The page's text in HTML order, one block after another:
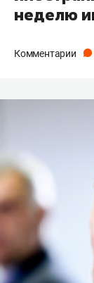
неделю
Комментарии